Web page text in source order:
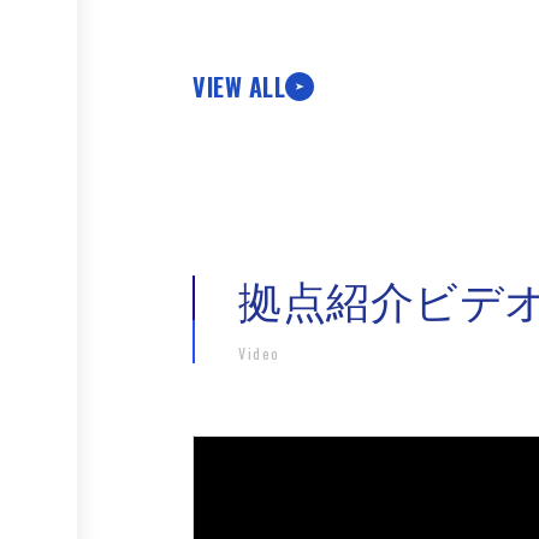
VIEW ALL
拠点紹介ビデ
Video